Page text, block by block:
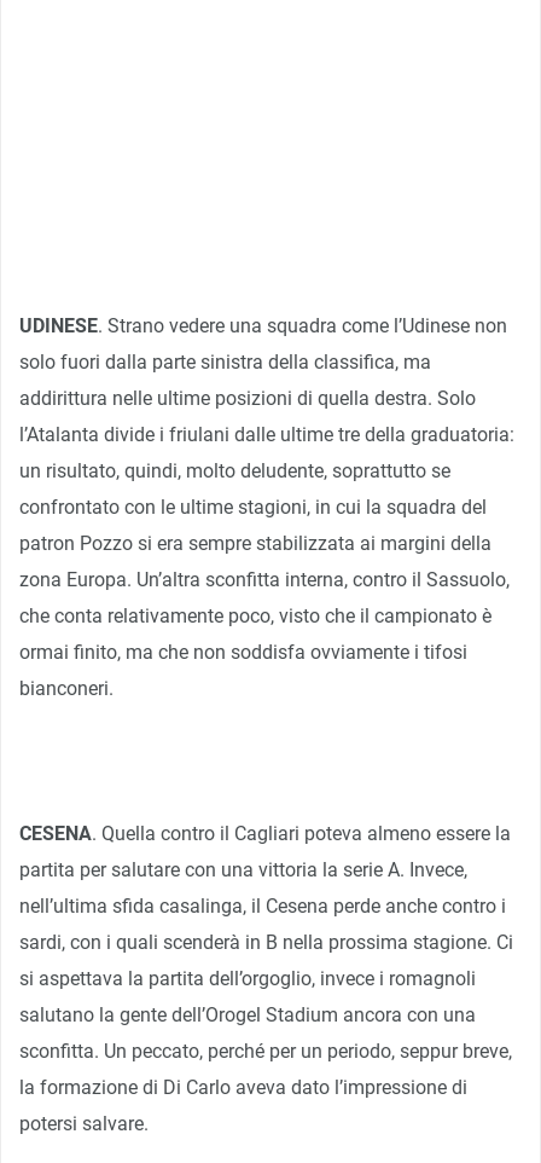
UDINESE. Strano vedere una squadra come l’Udinese non
solo fuori dalla parte sinistra della classifica, ma
addirittura nelle ultime posizioni di quella destra. Solo
l’Atalanta divide i friulani dalle ultime tre della graduatoria:
un risultato, quindi, molto deludente, soprattutto se
confrontato con le ultime stagioni, in cui la squadra del
patron Pozzo si era sempre stabilizzata ai margini della
zona Europa. Un’altra sconfitta interna, contro il Sassuolo,
che conta relativamente poco, visto che il campionato è
ormai finito, ma che non soddisfa ovviamente i tifosi
bianconeri.
CESENA. Quella contro il Cagliari poteva almeno essere la
partita per salutare con una vittoria la serie A. Invece,
nell’ultima sfida casalinga, il Cesena perde anche contro i
sardi, con i quali scenderà in B nella prossima stagione. Ci
si aspettava la partita dell’orgoglio, invece i romagnoli
salutano la gente dell’Orogel Stadium ancora con una
sconfitta. Un peccato, perché per un periodo, seppur breve,
la formazione di Di Carlo aveva dato l’impressione di
potersi salvare.